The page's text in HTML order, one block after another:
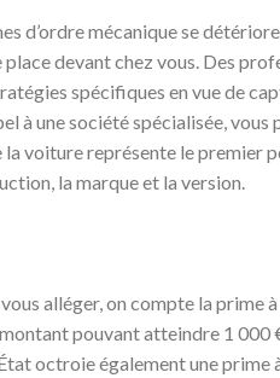
d’ordre mécanique se
devant chez vous. Des
spécifiques en vue de
à une société spécialisée,
la voiture représente le premier
la marque et la version.
alléger, on compte la prime
pouvant atteindre 1 000
octroie également une prime